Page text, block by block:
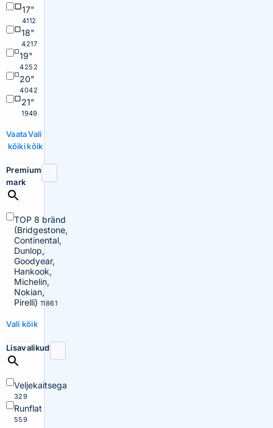
17"
4112
18"
4217
19"
4252
20"
4042
21"
1949
Vaata
kõiki
Vali
kõik
Premium
mark
TOP 8 bränd
(Bridgestone,
Continental,
Dunlop,
Goodyear,
Hankook,
Michelin,
Nokian,
Pirelli) 11861
Vali kõik
Lisavalikud
Veljekaitsega
329
Runflat
559